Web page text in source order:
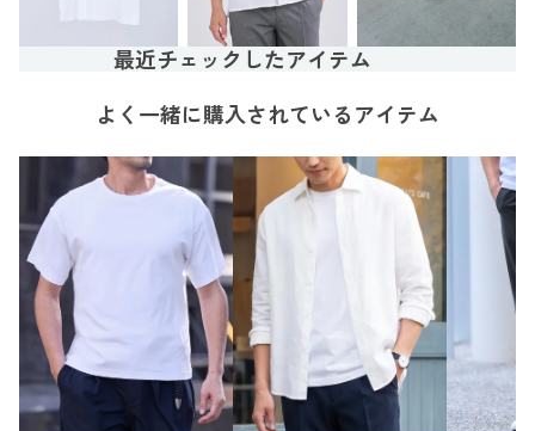
最近チェックしたアイテム
よく一緒に購入されているアイテム